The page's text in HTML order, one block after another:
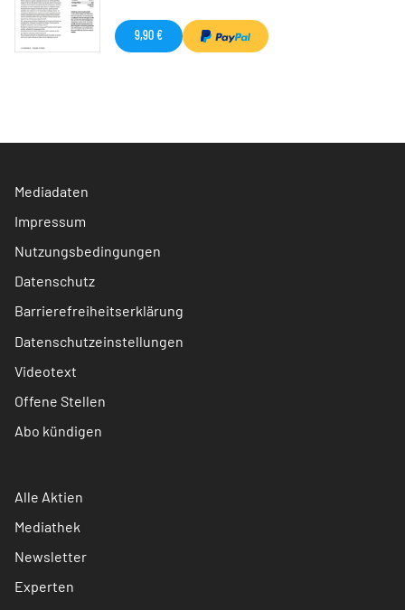
9,90 €
Mediadaten
Impressum
Nutzungsbedingungen
Datenschutz
Barrierefreiheitserklärung
Datenschutzeinstellungen
Videotext
Offene Stellen
Abo kündigen
Alle Aktien
Mediathek
Newsletter
Experten